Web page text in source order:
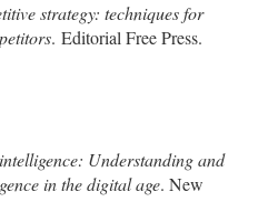
strategy: techniques for
. Editorial Free Press.
Understanding and
in the digital age. New